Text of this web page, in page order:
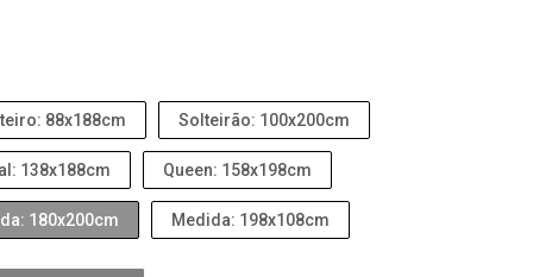
88x188cm Solteirão: 100x200cm
138x188cm Queen: 158x198cm
180x200cm Medida: 198x108cm